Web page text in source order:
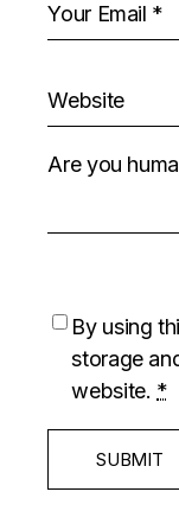
Are you
By using
storage
website. *
SUBMIT